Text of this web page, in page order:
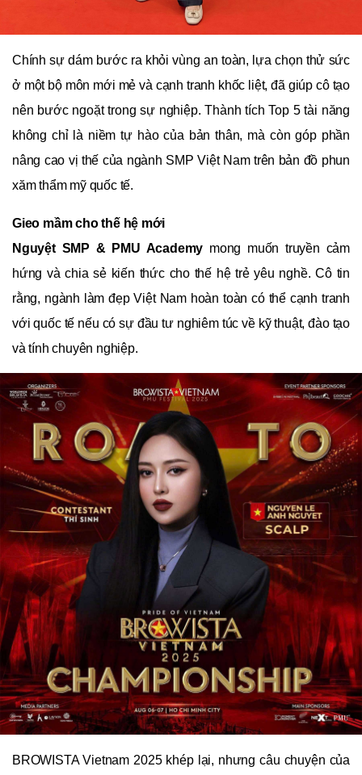
Chính sự dám bước ra khỏi vùng an toàn, lựa chọn thử sức
ở một bộ môn mới mẻ và cạnh tranh khốc liệt, đã giúp cô tạo
nên bước ngoặt trong sự nghiệp. Thành tích Top 5 tài năng
không chỉ là niềm tự hào của bản thân, mà còn góp phần
nâng cao vị thế của ngành SMP Việt Nam trên bản đồ phun
xăm thẩm mỹ quốc tế.
Gieo mầm cho thế hệ mới
Nguyệt SMP & PMU Academy mong muốn truyền cảm
hứng và chia sẻ kiến thức cho thế hệ trẻ yêu nghề. Cô tin
rằng, ngành làm đẹp Việt Nam hoàn toàn có thể cạnh tranh
với quốc tế nếu có sự đầu tư nghiêm túc về kỹ thuật, đào tạo
và tính chuyên nghiệp.
BROWISTA Vietnam 2025 khép lại, nhưng câu chuyện của